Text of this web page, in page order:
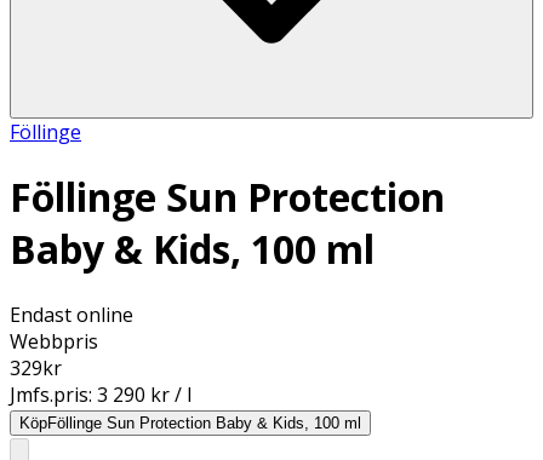
Föllinge
Föllinge Sun Protection
Baby & Kids, 100 ml
Endast online
Webbpris
329kr
Jmfs.pris: 3 290 kr / l
KöpFöllinge Sun Protection Baby & Kids, 100 ml